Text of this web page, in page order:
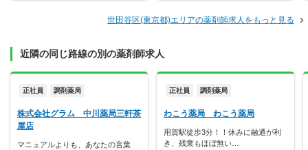
世田谷区(東京都)エリアの薬剤師求人をもっと見る
近隣の同じ路線の別の薬剤師求人
正社員 調剤薬局
株式会社グラム 中川薬局三軒茶
屋店
マニュアルよりも、あなたの言葉
正社員 調剤薬局
わこう薬局 わこう薬局
用賀駅徒歩3分！！休みに融通が利
き、残業もほぼ無い…